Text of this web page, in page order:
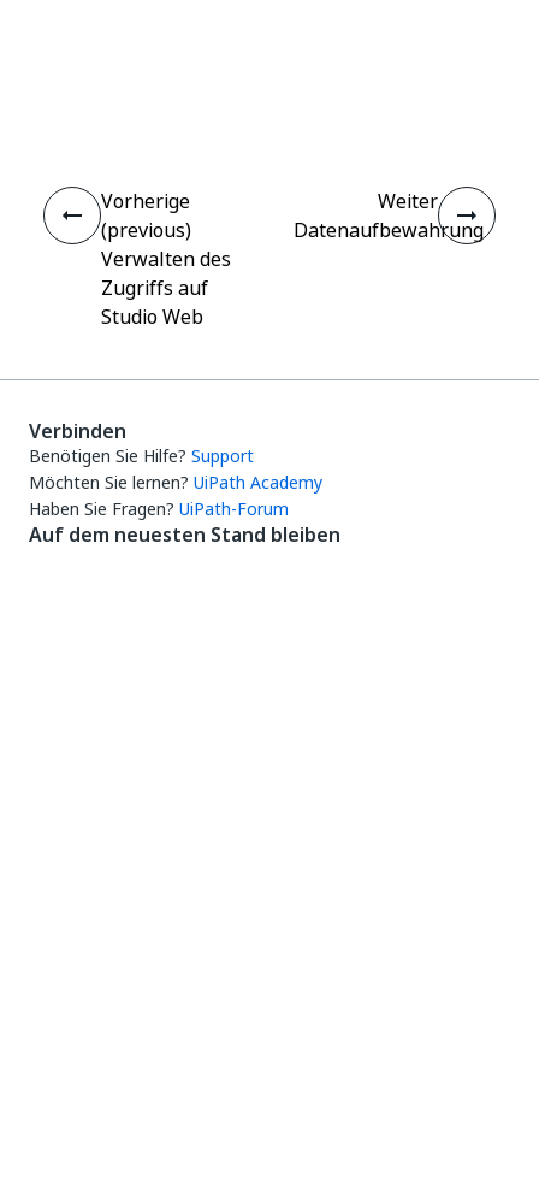
Vorherige
(previous)
Verwalten des
Zugriffs auf
Studio Web
Weiter
Datenaufbewahrung
Verbinden
Benötigen Sie Hilfe? Support
Möchten Sie lernen? UiPath Academy
Haben Sie Fragen? UiPath-Forum
Auf dem neuesten Stand bleiben